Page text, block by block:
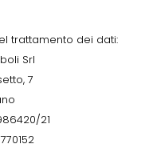
trattamento dei dati:
Srl
7
21